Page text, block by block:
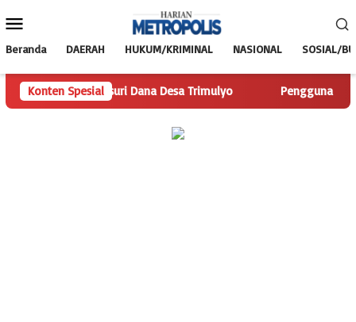
ke
Mobile
Beranda DAERAH HUKUM/KRIMINAL NASIONAL SOSIAL/
Konten Spesial
Telusuri Dana Desa Trimulyo Pengguna Jalan Iskandar